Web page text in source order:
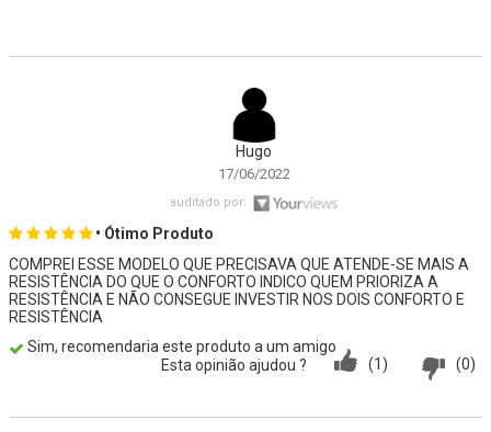
Hugo
17/06/2022
auditado por:
• Ótimo Produto
COMPREI ESSE MODELO QUE PRECISAVA QUE ATENDE-SE MAIS A
RESISTÊNCIA DO QUE O CONFORTO INDICO QUEM PRIORIZA A
RESISTÊNCIA E NÃO CONSEGUE INVESTIR NOS DOIS CONFORTO E
RESISTÊNCIA
Sim, recomendaria este produto a um amigo
(0)
(1)
Esta opinião ajudou ?